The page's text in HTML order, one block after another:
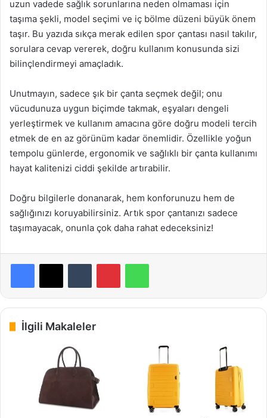
uzun vadede sağlık sorunlarına neden olmaması için
taşıma şekli, model seçimi ve iç bölme düzeni büyük önem
taşır. Bu yazıda sıkça merak edilen spor çantası nasıl takılır,
sorulara cevap vererek, doğru kullanım konusunda sizi
bilinçlendirmeyi amaçladık.
Unutmayın, sadece şık bir çanta seçmek değil; onu
vücudunuza uygun biçimde takmak, eşyaları dengeli
yerleştirmek ve kullanım amacına göre doğru modeli tercih
etmek de en az görünüm kadar önemlidir. Özellikle yoğun
tempolu günlerde, ergonomik ve sağlıklı bir çanta kullanımı
hayat kalitenizi ciddi şekilde artırabilir.
Doğru bilgilerle donanarak, hem konforunuzu hem de
sağlığınızı koruyabilirsiniz. Artık spor çantanızı sadece
taşımayacak, onunla çok daha rahat edeceksiniz!
İlgili Makaleler